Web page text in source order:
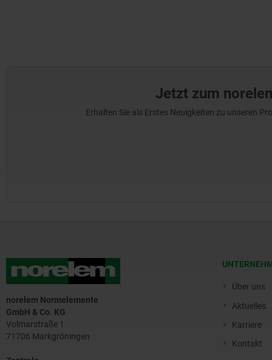
Jetzt zum
Erhalten Sie als Erstes Neuigkeiten zu unseren
norelem Normelemente
GmbH & Co. KG
Volmarstraße 1
71706 Markgröningen
Über uns
Aktuelles
Karriere
Kontakt